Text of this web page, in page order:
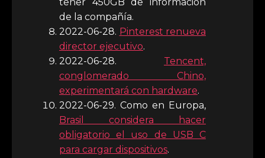
de la compañía.
2022-06-28. Pinterest renueva
director ejecutivo.
2022-06-28. Tencent,
conglomerado Chino,
experimentará con hardware.
2022-06-29. Como en Europa,
Brasil considera hacer
obligatorio el uso de USB C
para cargar dispositivos.